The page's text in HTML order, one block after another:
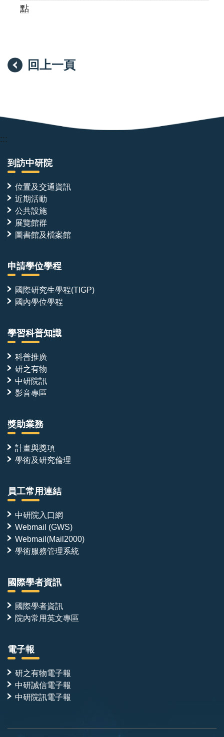
點
回上一頁
:::
到訪中研院
位置及交通資訊
近期活動
公共設施
展覽館群
圖書館及檔案館
申請學位學程
國際研究生學程(TIGP)
國內學位學程
學習科普知識
科普推廣
研之有物
中研院訊
影音專區
獎助業務
計畫與獎項
學術及研究倫理
員工常用連結
中研院入口網
Webmail (GWS)
Webmail(Mail2000)
學術服務管理系統
國際學者資訊
國際學者資訊
院內常用英文專區
電子報
研之有物電子報
中研誠信電子報
中研院訊電子報